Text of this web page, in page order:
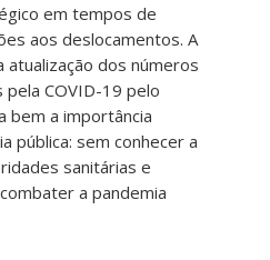
em tempos de
aos deslocamentos. A
dos números
COVID-19 pelo
bem a importância
pública: sem conhecer a
sanitárias e
a pandemia